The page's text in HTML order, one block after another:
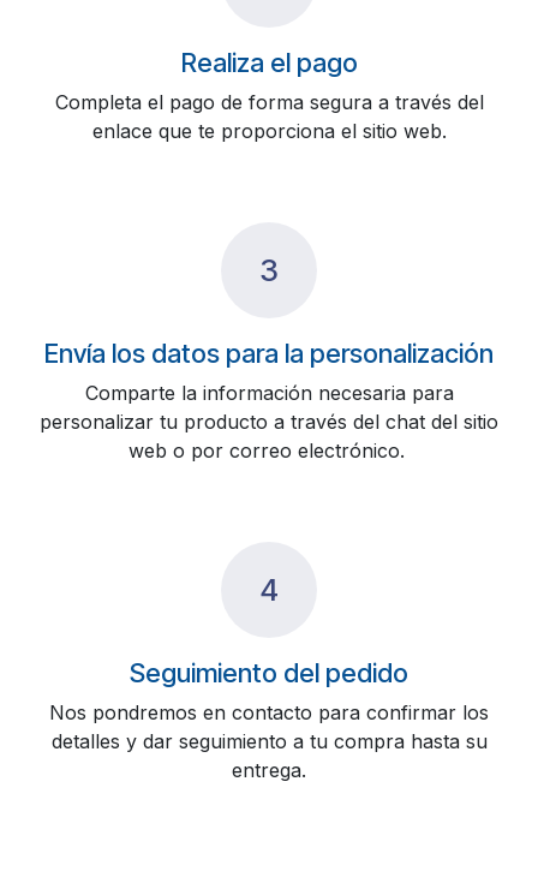
Realiza el pago
Completa el pago de forma segura a través del
enlace que te proporciona el sitio web.
3
Envía los datos para la personalización
Comparte la información necesaria para
personalizar tu producto a través del chat del sitio
web o por correo electrónico.
4
Seguimiento del pedido
Nos pondremos en contacto para confirmar los
detalles y dar seguimiento a tu compra hasta su
entrega.